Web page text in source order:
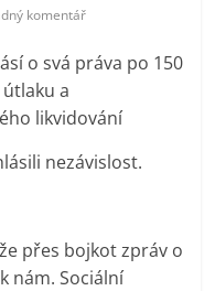
komentář
o svá práva po 150
a
likvidování
nezávislost.
přes bojkot zpráv o
nám. Sociální